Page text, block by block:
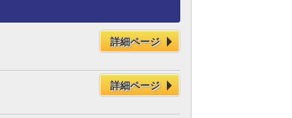
詳細ページ
詳細ページ